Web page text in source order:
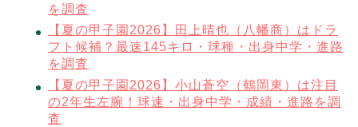
を調査
【夏の甲子園2026】田上晴也（八幡商）はドラ
フト候補？最速145キロ・球種・出身中学・進路
を調査
【夏の甲子園2026】小山蒼空（鶴岡東）は注目
の2年生左腕！球速・出身中学・成績・進路を調
査